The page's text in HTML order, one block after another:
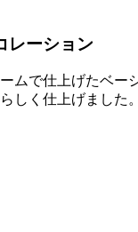
レーション
ムで仕上げたベー
しく仕上げました。